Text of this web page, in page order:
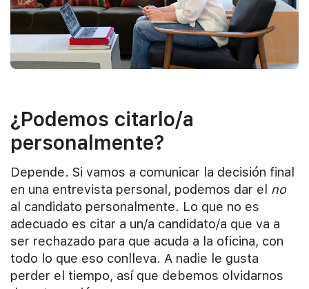
¿Podemos citarlo/a
personalmente?
Depende. Si vamos a comunicar la decisión final
en una entrevista personal, podemos dar el no
al candidato personalmente. Lo que no es
adecuado es citar a un/a candidato/a que va a
ser rechazado para que acuda a la oficina, con
todo lo que eso conlleva. A nadie le gusta
perder el tiempo, así que debemos olvidarnos